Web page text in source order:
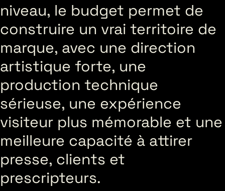
niveau, le budget permet de
construire un vrai territoire de
marque, avec une direction
artistique forte, une
production technique
sérieuse, une expérience
visiteur plus mémorable et une
meilleure capacité à attirer
presse, clients et
prescripteurs.